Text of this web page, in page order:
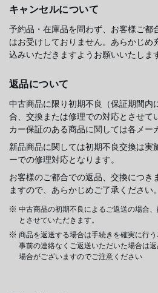
キャンセルについて
予約品・在庫品を問わず、お客様ご都
はお受けしておりません。あらかじめ
込みいただきますようお願いいたしま
返品について
中古商品に限り初期不良（保証期間内
合、交換または修理での対応とさせて
カー保証のある商品に関しては各メー
新品商品に関しては初期不良交換は実
ーでの修理対応となります。
お客様のご都合での返品、交換につき
ますので、あらかじめご了承ください。
中古商品の初期不良によるご返送の場合、
とさせていただきます。
商品を返送する場合は手続きを確実に行う
事前の連絡なくご返送いただいた場合は
場合がございますのでご注意ください